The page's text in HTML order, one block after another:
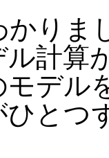
かりま
計算
モデル
とつ